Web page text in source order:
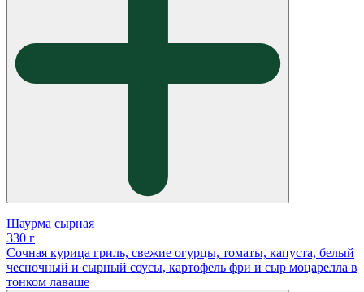
Шаурма сырная
330 г
Сочная курица гриль, свежие огурцы, томаты, капуста, белый
чесночный и сырный соусы, картофель фри и сыр моцарелла в
тонком лаваше